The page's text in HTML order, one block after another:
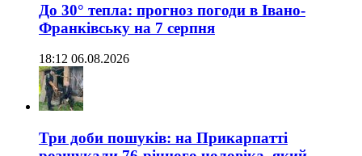
До 30° тепла: прогноз погоди в Івано-
Франківську на 7 серпня
18:12 06.08.2026
Три доби пошуків: на Прикарпатті